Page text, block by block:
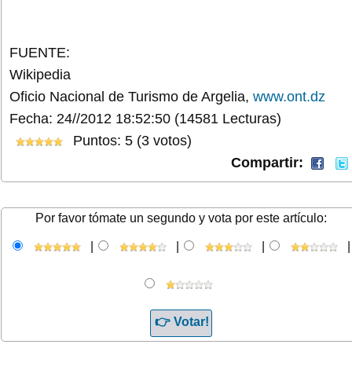
FUENTE:
Wikipedia
Oficio Nacional de Turismo de Argelia, www.ont.dz
Fecha: 24//2012 18:52:50 (14581 Lecturas)
Puntos: 5 (3 votos)
Compartir:
Por favor tómate un segundo y vota por este artículo: